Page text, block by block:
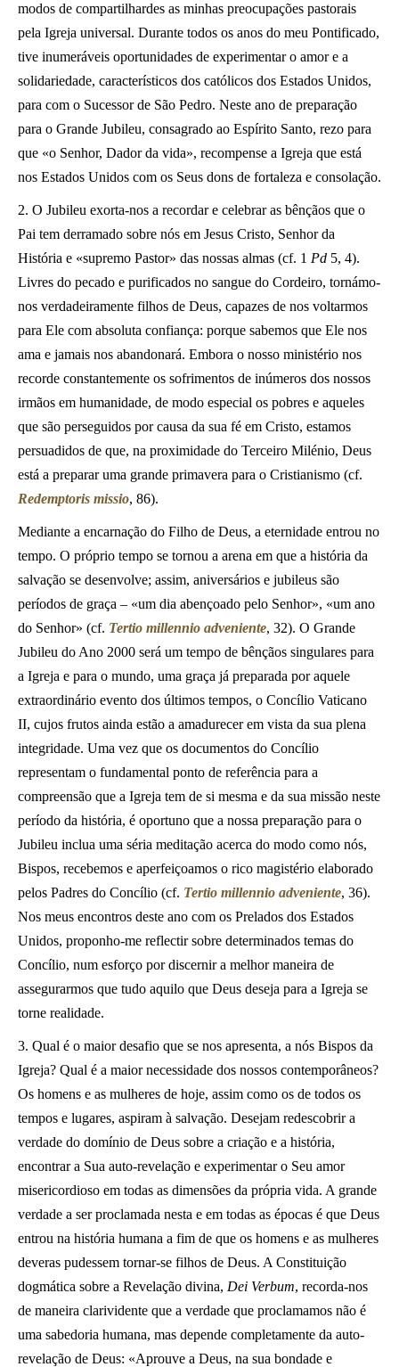
modos de compartilhardes as minhas preocupações pastorais
pela Igreja universal. Durante todos os anos do meu Pontificado,
tive inumeráveis oportunidades de experimentar o amor e a
solidariedade, característicos dos católicos dos Estados Unidos,
para com o Sucessor de São Pedro. Neste ano de preparação
para o Grande Jubileu, consagrado ao Espírito Santo, rezo para
que «o Senhor, Dador da vida», recompense a Igreja que está
nos Estados Unidos com os Seus dons de fortaleza e consolação.
2. O Jubileu exorta-nos a recordar e celebrar as bênçãos que o
Pai tem derramado sobre nós em Jesus Cristo, Senhor da
História e «supremo Pastor» das nossas almas (cf. 1 Pd 5, 4).
Livres do pecado e purificados no sangue do Cordeiro, tornámo-
nos verdadeiramente filhos de Deus, capazes de nos voltarmos
para Ele com absoluta confiança: porque sabemos que Ele nos
ama e jamais nos abandonará. Embora o nosso ministério nos
recorde constantemente os sofrimentos de inúmeros dos nossos
irmãos em humanidade, de modo especial os pobres e aqueles
que são perseguidos por causa da sua fé em Cristo, estamos
persuadidos de que, na proximidade do Terceiro Milénio, Deus
está a preparar uma grande primavera para o Cristianismo (cf.
Redemptoris missio, 86).
Mediante a encarnação do Filho de Deus, a eternidade entrou no
tempo. O próprio tempo se tornou a arena em que a história da
salvação se desenvolve; assim, aniversários e jubileus são
períodos de graça – «um dia abençoado pelo Senhor», «um ano
do Senhor» (cf. Tertio millennio adveniente, 32). O Grande
Jubileu do Ano 2000 será um tempo de bênçãos singulares para
a Igreja e para o mundo, uma graça já preparada por aquele
extraordinário evento dos últimos tempos, o Concílio Vaticano
II, cujos frutos ainda estão a amadurecer em vista da sua plena
integridade. Uma vez que os documentos do Concílio
representam o fundamental ponto de referência para a
compreensão que a Igreja tem de si mesma e da sua missão neste
período da história, é oportuno que a nossa preparação para o
Jubileu inclua uma séria meditação acerca do modo como nós,
Bispos, recebemos e aperfeiçoamos o rico magistério elaborado
pelos Padres do Concílio (cf. Tertio millennio adveniente, 36).
Nos meus encontros deste ano com os Prelados dos Estados
Unidos, proponho-me reflectir sobre determinados temas do
Concílio, num esforço por discernir a melhor maneira de
assegurarmos que tudo aquilo que Deus deseja para a Igreja se
torne realidade.
3. Qual é o maior desafio que se nos apresenta, a nós Bispos da
Igreja? Qual é a maior necessidade dos nossos contemporâneos?
Os homens e as mulheres de hoje, assim como os de todos os
tempos e lugares, aspiram à salvação. Desejam redescobrir a
verdade do domínio de Deus sobre a criação e a história,
encontrar a Sua auto-revelação e experimentar o Seu amor
misericordioso em todas as dimensões da própria vida. A grande
verdade a ser proclamada nesta e em todas as épocas é que Deus
entrou na história humana a fim de que os homens e as mulheres
deveras pudessem tornar-se filhos de Deus. A Constituição
dogmática sobre a Revelação divina, Dei Verbum, recorda-nos
de maneira clarividente que a verdade que proclamamos não é
uma sabedoria humana, mas depende completamente da auto-
revelação de Deus: «Aprouve a Deus, na sua bondade e